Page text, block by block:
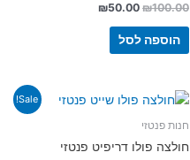
₪100.00
₪50.00
הוספה לסל
Sale!
חנות פנטזי
חולצה פולו דריפיט פנטזי